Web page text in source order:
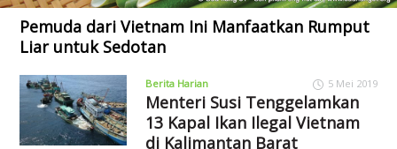
Pemuda dari Vietnam Ini Manfaatkan Rumput
Liar untuk Sedotan
Berita Harian 5 Mei 2019
Menteri Susi Tenggelamkan
13 Kapal Ikan Ilegal Vietnam
di Kalimantan Barat